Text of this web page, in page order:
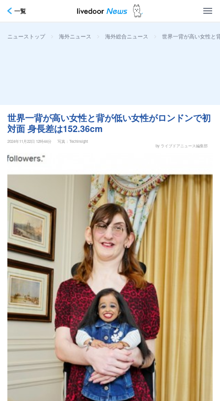
一覧
ニューストップ > 海外ニュース > 海外総合ニュース > 世界一背が高い女性と
世界一背が高い女性と背が低い女性がロンドンで初
対面 身長差は152.36cm
2024年11月22日 12時44分
写真：Techinsight
by ライブドアニュース編集部